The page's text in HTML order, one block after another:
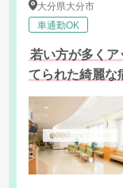
大分県大分市
車通勤OK
若い方が多く
てられた綺麗な